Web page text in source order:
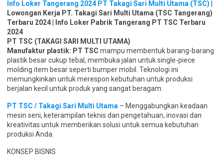
Info Loker Tangerang 2024 PT Takagi Sari Multi Utama (TSC)
Lowongan Kerja PT. Takagi Sari Multi Utama (TSC Tangerang)
Terbaru 2024 | Info Loker Pabrik Tangerang PT TSC Terbaru
2024
PT TSC (TAKAGI SARI MULTI UTAMA)
Manufaktur plastik: PT TSC mampu membentuk barang-barang
plastik besar cukup tebal, membuka jalan untuk single-piece
molding item besar seperti bumper mobil. Teknologi ini
memungkinkan untuk merespon kebutuhan untuk produksi
berjalan kecil untuk produk yang sangat beragam.
PT TSC / Takagi Sari Multi Utama – Menggabungkan keadaan
mesin seni, keterampilan teknis dan pengetahuan, inovasi dan
kreativitas untuk memberikan solusi untuk semua kebutuhan
produksi Anda.
KONSEP BISNIS